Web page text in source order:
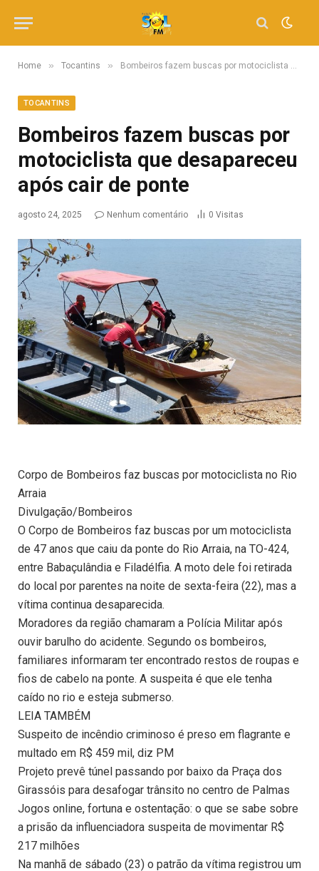
Home » Tocantins » Bombeiros fazem buscas por motociclista que desapareceu após cair de ponte
TOCANTINS
Bombeiros fazem buscas por
motociclista que desapareceu
após cair de ponte
agosto 24, 2025 Nenhum comentário 0 Visitas
Corpo de Bombeiros faz buscas por motociclista no Rio
Arraia
Divulgação/Bombeiros
O Corpo de Bombeiros faz buscas por um motociclista
de 47 anos que caiu da ponte do Rio Arraia, na TO-424,
entre Babaçulândia e Filadélfia. A moto dele foi retirada
do local por parentes na noite de sexta-feira (22), mas a
vítima continua desaparecida.
Moradores da região chamaram a Polícia Militar após
ouvir barulho do acidente. Segundo os bombeiros,
familiares informaram ter encontrado restos de roupas e
fios de cabelo na ponte. A suspeita é que ele tenha
caído no rio e esteja submerso.
LEIA TAMBÉM
Suspeito de incêndio criminoso é preso em flagrante e
multado em R$ 459 mil, diz PM
Projeto prevê túnel passando por baixo da Praça dos
Girassóis para desafogar trânsito no centro de Palmas
Jogos online, fortuna e ostentação: o que se sabe sobre
a prisão da influenciadora suspeita de movimentar R$
217 milhões
Na manhã de sábado (23) o patrão da vítima registrou um